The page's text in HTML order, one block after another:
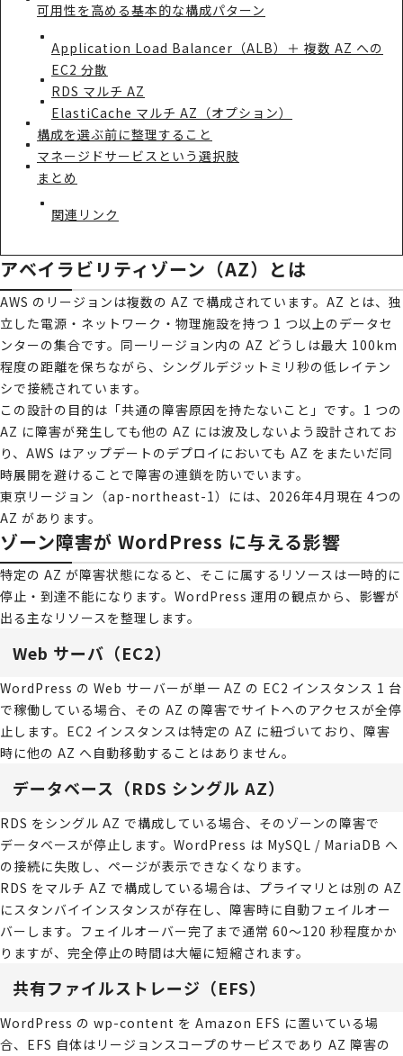
可用性を高める基本的な構成パターン
Application Load Balancer（ALB）＋ 複数 AZ への
EC2 分散
RDS マルチ AZ
ElastiCache マルチ AZ（オプション）
構成を選ぶ前に整理すること
マネージドサービスという選択肢
まとめ
関連リンク
アベイラビリティゾーン（AZ）とは
AWS のリージョンは複数の AZ で構成されています。AZ とは、独
立した電源・ネットワーク・物理施設を持つ 1 つ以上のデータセ
ンターの集合です。同一リージョン内の AZ どうしは最大 100km
程度の距離を保ちながら、シングルデジットミリ秒の低レイテン
シで接続されています。
この設計の目的は「共通の障害原因を持たないこと」です。1 つの
AZ に障害が発生しても他の AZ には波及しないよう設計されてお
り、AWS はアップデートのデプロイにおいても AZ をまたいだ同
時展開を避けることで障害の連鎖を防いでいます。
東京リージョン（ap-northeast-1）には、2026年4月現在 4つの
AZ があります。
ゾーン障害が WordPress に与える影響
特定の AZ が障害状態になると、そこに属するリソースは一時的に
停止・到達不能になります。WordPress 運用の観点から、影響が
出る主なリソースを整理します。
Web サーバ（EC2）
WordPress の Web サーバーが単一 AZ の EC2 インスタンス 1 台
で稼働している場合、その AZ の障害でサイトへのアクセスが全停
止します。EC2 インスタンスは特定の AZ に紐づいており、障害
時に他の AZ へ自動移動することはありません。
データベース（RDS シングル AZ）
RDS をシングル AZ で構成している場合、そのゾーンの障害で
データベースが停止します。WordPress は MySQL / MariaDB へ
の接続に失敗し、ページが表示できなくなります。
RDS をマルチ AZ で構成している場合は、プライマリとは別の AZ
にスタンバイインスタンスが存在し、障害時に自動フェイルオー
バーします。フェイルオーバー完了まで通常 60〜120 秒程度かか
りますが、完全停止の時間は大幅に短縮されます。
共有ファイルストレージ（EFS）
WordPress の wp-content を Amazon EFS に置いている場
合、EFS 自体はリージョンスコープのサービスであり AZ 障害の